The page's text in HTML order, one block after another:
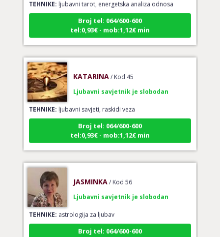
Broj tel: 064/600-600
tel:0,93€ - mob:1,12€ min
TEHNIKE:ljubavni savjeti, raskidi veza
Broj tel: 064/600-600
tel:0,93€ - mob:1,12€ min
Ljubavni savjetnik je slobodan
TEHNIKE:astrologija za ljubav
Broj tel: 064/600-600
tel:0,93€ - mob:1,12€ min